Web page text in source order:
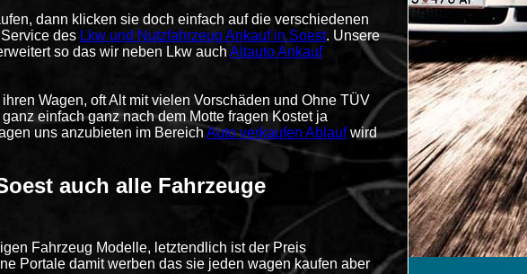
dann klicken sie doch einfach auf die verschiedenen
des Lkw und Nutzfahrzeug Ankauf in Soest. Unsere
so das wir neben Lkw auch Altauto Ankauf
Wagen, oft Alt mit vielen Vorschäden und Ohne TÜV
einfach ganz nach dem Motte fragen Kostet ja
uns anzubieten im BereichAuto verkaufen Ablaufwird
auch alle Fahrzeuge
Fahrzeug Modelle, letztendlich ist der Preis
Portale damit werben das sie jeden wagen kaufen aber